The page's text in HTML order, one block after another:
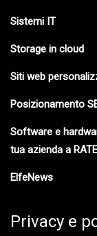
Sistemi IT
Storage in cloud
Siti web
Posizionamento
Software e
tua azienda a RATE
ElfeNews
Privacy e